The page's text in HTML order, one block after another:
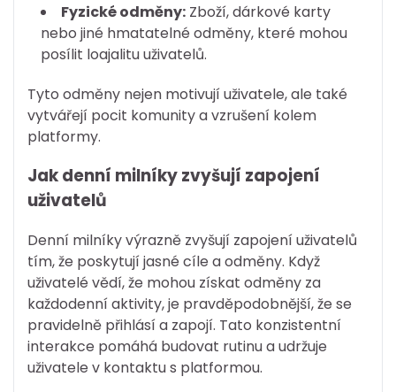
Fyzické odměny: Zboží, dárkové karty
nebo jiné hmatatelné odměny, které mohou
posílit loajalitu uživatelů.
Tyto odměny nejen motivují uživatele, ale také
vytvářejí pocit komunity a vzrušení kolem
platformy.
Jak denní milníky zvyšují zapojení
uživatelů
Denní milníky výrazně zvyšují zapojení uživatelů
tím, že poskytují jasné cíle a odměny. Když
uživatelé vědí, že mohou získat odměny za
každodenní aktivity, je pravděpodobnější, že se
pravidelně přihlásí a zapojí. Tato konzistentní
interakce pomáhá budovat rutinu a udržuje
uživatele v kontaktu s platformou.